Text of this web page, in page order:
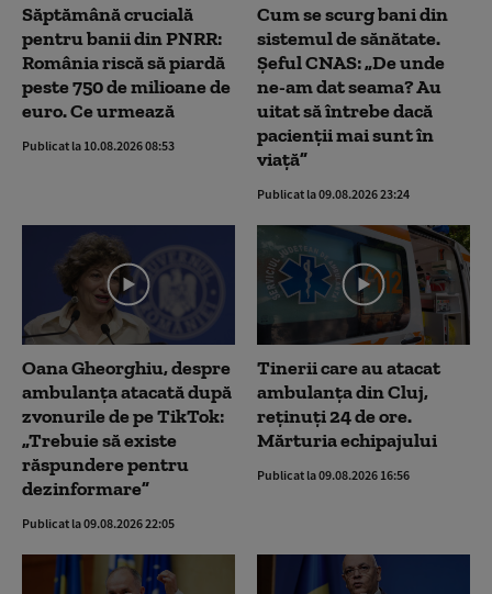
Săptămână crucială
pentru banii din PNRR:
România riscă să piardă
peste 750 de milioane de
euro. Ce urmează
Publicat la 10.08.2026 08:53
Cum se scurg bani din
sistemul de sănătate.
Șeful CNAS: „De unde
ne-am dat seama? Au
uitat să întrebe dacă
pacienții mai sunt în
viață”
Publicat la 09.08.2026 23:24
Oana Gheorghiu, despre
ambulanța atacată după
zvonurile de pe TikTok:
„Trebuie să existe
răspundere pentru
dezinformare”
Publicat la 09.08.2026 22:05
Tinerii care au atacat
ambulanța din Cluj,
reținuți 24 de ore.
Mărturia echipajului
Publicat la 09.08.2026 16:56